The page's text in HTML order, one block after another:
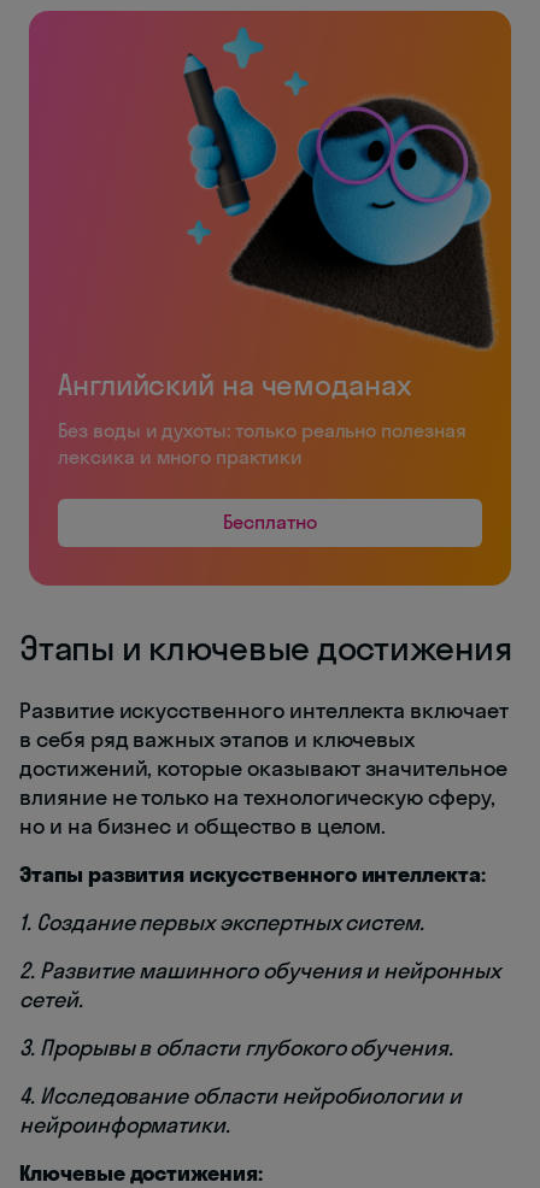
Английский на чемоданах
Без воды и духоты: только реально полезная
лексика и много практики
Бесплатно
Этапы и ключевые достижения
Развитие искусственного интеллекта включает
в себя ряд важных этапов и ключевых
достижений, которые оказывают значительное
влияние не только на технологическую сферу,
но и на бизнес и общество в целом.
Этапы развития искусственного интеллекта:
1. Создание первых экспертных систем.
2. Развитие машинного обучения и нейронных
сетей.
3. Прорывы в области глубокого обучения.
4. Исследование области нейробиологии и
нейроинформатики.
Ключевые достижения: